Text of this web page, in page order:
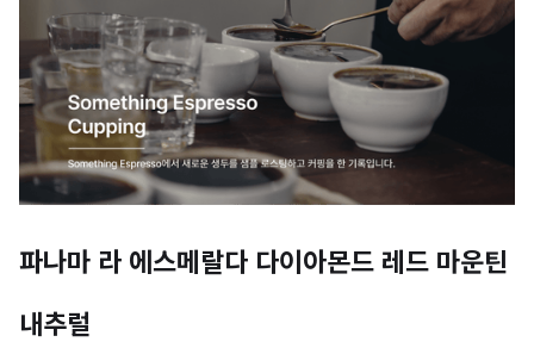
파나마 라 에스메랄다 다이아몬드 레드 마운틴
내추럴